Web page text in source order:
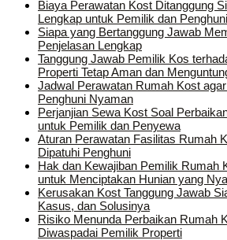
Biaya Perawatan Kost Ditanggung
Lengkap untuk Pemilik dan Penghuni
Siapa yang Bertanggung Jawab
Penjelasan Lengkap
Tanggung Jawab Pemilik Kos
Properti Tetap Aman dan
Jadwal Perawatan Rumah Kost
Penghuni Nyaman
Perjanjian Sewa Kost Soal
untuk Pemilik dan Penyewa
Aturan Perawatan Fasilitas Rumah
Dipatuhi Penghuni
Hak dan Kewajiban Pemilik Rumah
untuk Menciptakan Hunian yang
Kerusakan Kost Tanggung Jawab
Kasus, dan Solusinya
Risiko Menunda Perbaikan Rumah
Diwaspadai Pemilik Properti